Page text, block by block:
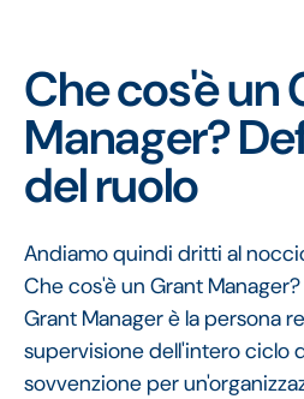
Che cos'è un
Manager?
del ruolo
Andiamo quindi dritti al
Che cos'è un Grant
Grant Manager è la persona
supervisione dell'intero ciclo
sovvenzione per